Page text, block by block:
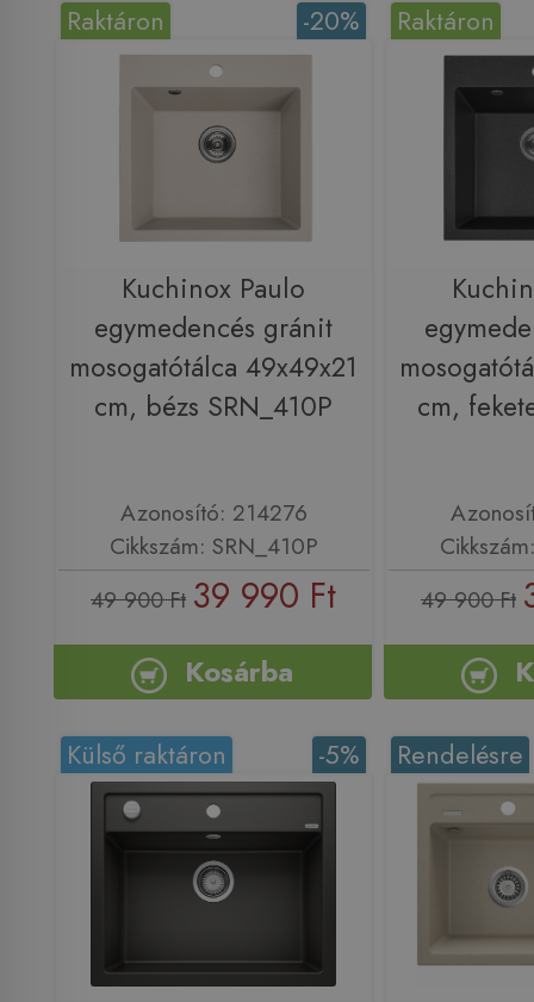
-20%
Raktáron
Kuchinox Paulo
egymedencés gránit
mosogatótálca 49x49x21
cm, bézs SRN_410P
Azonosító: 214276
Cikkszám: SRN_410P
49 900 Ft 39 990 Ft
Kosárba
Raktáron
cm,
49 900 Ft
-5%
Külső raktáron Rendelésre